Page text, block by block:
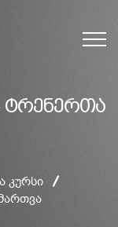
ტრენერთა
კურსი